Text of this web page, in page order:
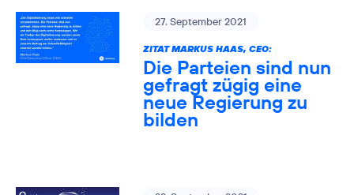
27. September 2021
ZITAT MARKUS HAAS, CEO:
Die Parteien sind nun
gefragt zügig eine
neue Regierung zu
bilden